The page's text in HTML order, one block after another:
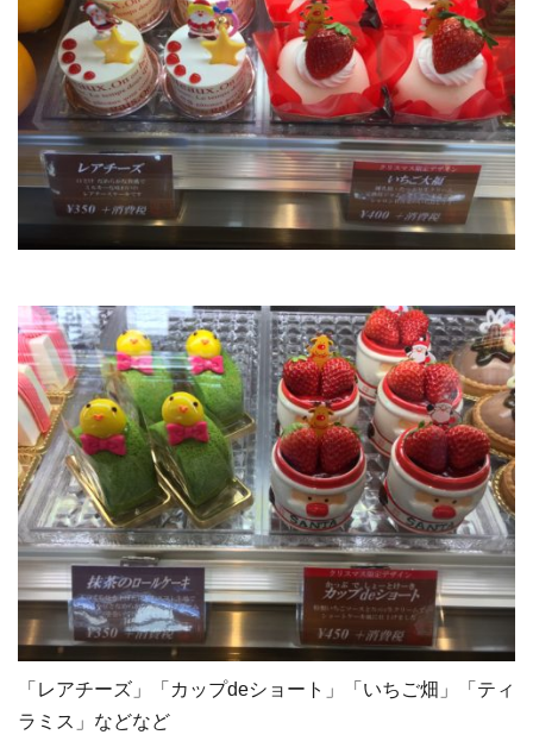
「レアチーズ」「カップdeショート」「いちご畑」「ティ
ラミス」などなど